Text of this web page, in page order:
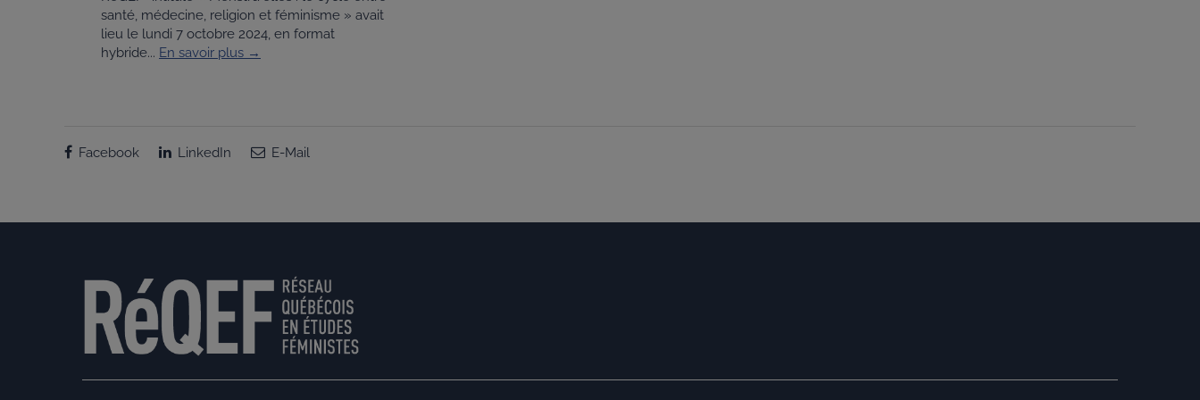
santé, médecine, religion et féminisme » avait
lieu le lundi 7 octobre 2024, en format
hybride... En savoir plus →
Facebook LinkedIn E-Mail